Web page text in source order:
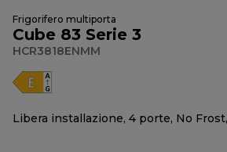
Frigorifero multiporta
Cube 83 Serie 3
HCR3818ENMM
Libera installazione, 4 porte, No